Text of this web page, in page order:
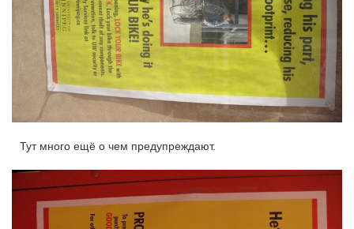
Тут много ещё о чем предупреждают.